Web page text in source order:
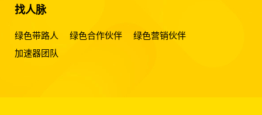
找人脉
绿色带路人 绿色合作伙伴
绿色营销伙伴
加速器团队